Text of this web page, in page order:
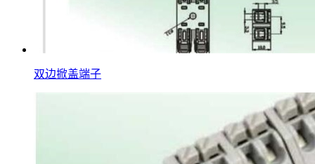
双边掀盖端子